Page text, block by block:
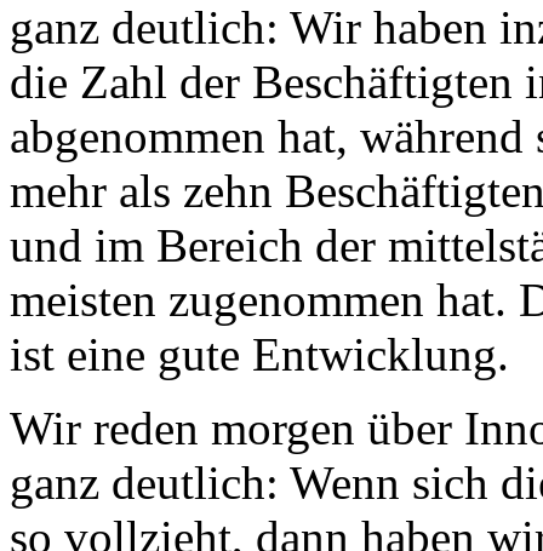
ganz deutlich: Wir haben
die Zahl der Beschäftigten
abgenommen hat,
mehr als zehn
und im Bereich der
meisten zugenommen hat.
ist eine gute Entwicklung.
Wir reden morgen über
ganz deutlich: Wenn sich
so vollzieht, dann haben